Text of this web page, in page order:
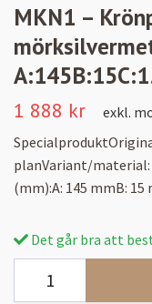
MKN1 –
1 888 kr
exkl.
planVariant/material:
(mm):A: 145 mmB: 15
Det går bra att